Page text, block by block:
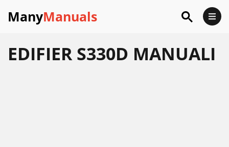
ManyManuals
EDIFIER S330D MANUALI